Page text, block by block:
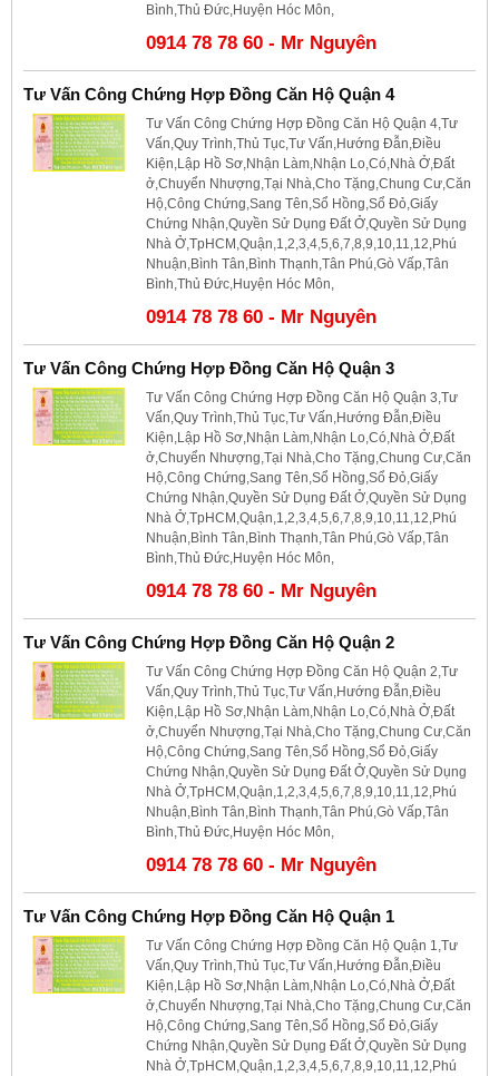
Bình,Thủ Đức,Huyện Hóc Môn,
0914 78 78 60 - Mr Nguyên
Tư Vấn Công Chứng Hợp Đồng Căn Hộ Quận 4
Tư Vấn Công Chứng Hợp Đồng Căn Hộ Quận 4,Tư
Vấn,Quy Trình,Thủ Tục,Tư Vấn,Hướng Đẫn,Điều
Kiện,Lập Hồ Sơ,Nhận Làm,Nhận Lo,Có,Nhà Ở,Đất
ở,Chuyển Nhượng,Tại Nhà,Cho Tặng,Chung Cư,Căn
Hộ,Công Chứng,Sang Tên,Sổ Hồng,Sổ Đỏ,Giấy
Chứng Nhận,Quyền Sử Dụng Đất Ở,Quyền Sử Dụng
Nhà Ở,TpHCM,Quận,1,2,3,4,5,6,7,8,9,10,11,12,Phú
Nhuận,Bình Tân,Bình Thạnh,Tân Phú,Gò Vấp,Tân
Bình,Thủ Đức,Huyện Hóc Môn,
0914 78 78 60 - Mr Nguyên
Tư Vấn Công Chứng Hợp Đồng Căn Hộ Quận 3
Tư Vấn Công Chứng Hợp Đồng Căn Hộ Quận 3,Tư
Vấn,Quy Trình,Thủ Tục,Tư Vấn,Hướng Đẫn,Điều
Kiện,Lập Hồ Sơ,Nhận Làm,Nhận Lo,Có,Nhà Ở,Đất
ở,Chuyển Nhượng,Tại Nhà,Cho Tặng,Chung Cư,Căn
Hộ,Công Chứng,Sang Tên,Sổ Hồng,Sổ Đỏ,Giấy
Chứng Nhận,Quyền Sử Dụng Đất Ở,Quyền Sử Dụng
Nhà Ở,TpHCM,Quận,1,2,3,4,5,6,7,8,9,10,11,12,Phú
Nhuận,Bình Tân,Bình Thạnh,Tân Phú,Gò Vấp,Tân
Bình,Thủ Đức,Huyện Hóc Môn,
0914 78 78 60 - Mr Nguyên
Tư Vấn Công Chứng Hợp Đồng Căn Hộ Quận 2
Tư Vấn Công Chứng Hợp Đồng Căn Hộ Quận 2,Tư
Vấn,Quy Trình,Thủ Tục,Tư Vấn,Hướng Đẫn,Điều
Kiện,Lập Hồ Sơ,Nhận Làm,Nhận Lo,Có,Nhà Ở,Đất
ở,Chuyển Nhượng,Tại Nhà,Cho Tặng,Chung Cư,Căn
Hộ,Công Chứng,Sang Tên,Sổ Hồng,Sổ Đỏ,Giấy
Chứng Nhận,Quyền Sử Dụng Đất Ở,Quyền Sử Dụng
Nhà Ở,TpHCM,Quận,1,2,3,4,5,6,7,8,9,10,11,12,Phú
Nhuận,Bình Tân,Bình Thạnh,Tân Phú,Gò Vấp,Tân
Bình,Thủ Đức,Huyện Hóc Môn,
0914 78 78 60 - Mr Nguyên
Tư Vấn Công Chứng Hợp Đồng Căn Hộ Quận 1
Tư Vấn Công Chứng Hợp Đồng Căn Hộ Quận 1,Tư
Vấn,Quy Trình,Thủ Tục,Tư Vấn,Hướng Đẫn,Điều
Kiện,Lập Hồ Sơ,Nhận Làm,Nhận Lo,Có,Nhà Ở,Đất
ở,Chuyển Nhượng,Tại Nhà,Cho Tặng,Chung Cư,Căn
Hộ,Công Chứng,Sang Tên,Sổ Hồng,Sổ Đỏ,Giấy
Chứng Nhận,Quyền Sử Dụng Đất Ở,Quyền Sử Dụng
Nhà Ở,TpHCM,Quận,1,2,3,4,5,6,7,8,9,10,11,12,Phú